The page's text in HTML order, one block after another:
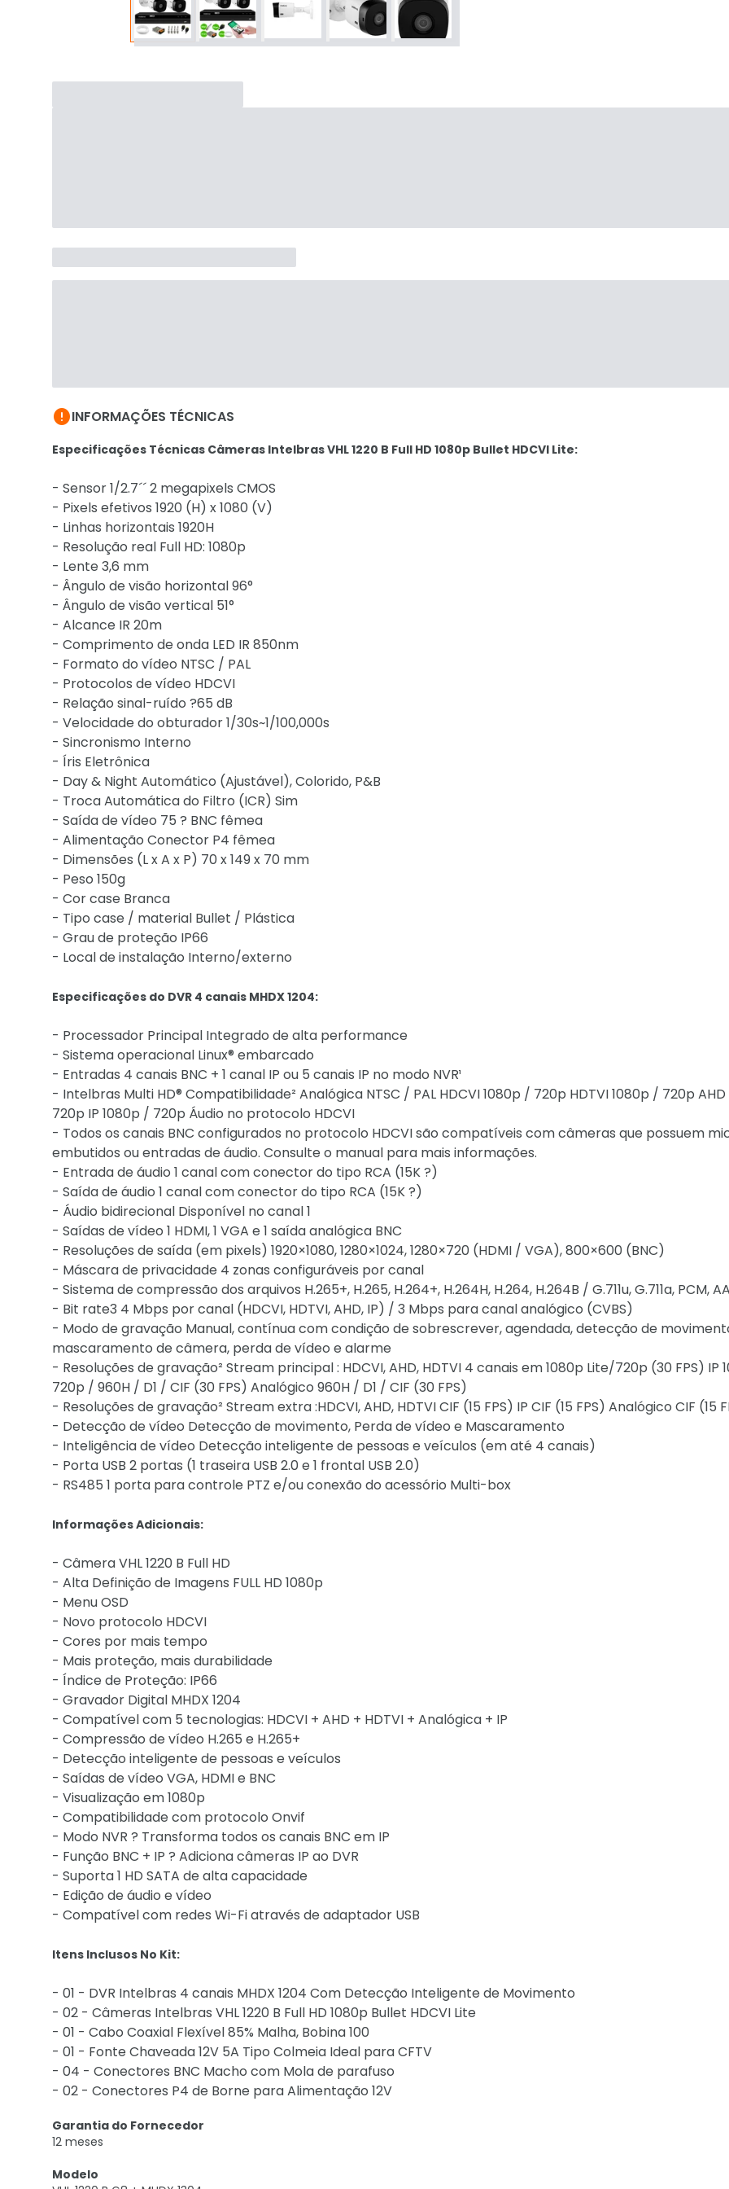
INFORMAÇÕES TÉCNICAS
Especificações Técnicas Câmeras Intelbras VHL 1220 B Full HD 1080p Bullet HDCVI Lite:
- Sensor 1/2.7´´ 2 megapixels CMOS
- Pixels efetivos 1920 (H) x 1080 (V)
- Linhas horizontais 1920H
- Resolução real Full HD: 1080p
- Lente 3,6 mm
- Ângulo de visão horizontal 96°
- Ângulo de visão vertical 51°
- Alcance IR 20m
- Comprimento de onda LED IR 850nm
- Formato do vídeo NTSC / PAL
- Protocolos de vídeo HDCVI
- Relação sinal-ruído ?65 dB
- Velocidade do obturador 1/30s~1/100,000s
- Sincronismo Interno
- Íris Eletrônica
- Day & Night Automático (Ajustável), Colorido, P&B
- Troca Automática do Filtro (ICR) Sim
- Saída de vídeo 75 ? BNC fêmea
- Alimentação Conector P4 fêmea
- Dimensões (L x A x P) 70 x 149 x 70 mm
- Peso 150g
- Cor case Branca
- Tipo case / material Bullet / Plástica
- Grau de proteção IP66
- Local de instalação Interno/externo
Especificações do DVR 4 canais MHDX 1204:
- Processador Principal Integrado de alta performance
- Sistema operacional Linux® embarcado
- Entradas 4 canais BNC + 1 canal IP ou 5 canais IP no modo NVR¹
- Intelbras Multi HD® Compatibilidade² Analógica NTSC / PAL HDCVI 1080p / 720p HDTVI 1080p / 720p
720p IP 1080p / 720p Áudio no protocolo HDCVI
- Todos os canais BNC configurados no protocolo HDCVI são compatíveis com câmeras que possuem
embutidos ou entradas de áudio. Consulte o manual para mais informações.
- Entrada de áudio 1 canal com conector do tipo RCA (15K ?)
- Saída de áudio 1 canal com conector do tipo RCA (15K ?)
- Áudio bidirecional Disponível no canal 1
- Saídas de vídeo 1 HDMI, 1 VGA e 1 saída analógica BNC
- Resoluções de saída (em pixels) 1920×1080, 1280×1024, 1280×720 (HDMI / VGA), 800×600 (BNC)
- Máscara de privacidade 4 zonas configuráveis por canal
- Sistema de compressão dos arquivos H.265+, H.265, H.264+, H.264H, H.264, H.264B / G.711u, G.711a, PCM,
- Bit rate3 4 Mbps por canal (HDCVI, HDTVI, AHD, IP) / 3 Mbps para canal analógico (CVBS)
- Modo de gravação Manual, contínua com condição de sobrescrever, agendada, detecção de
mascaramento de câmera, perda de vídeo e alarme
- Resoluções de gravação² Stream principal : HDCVI, AHD, HDTVI 4 canais em 1080p Lite/720p (30 FPS) IP
720p / 960H / D1 / CIF (30 FPS) Analógico 960H / D1 / CIF (30 FPS)
- Resoluções de gravação² Stream extra :HDCVI, AHD, HDTVI CIF (15 FPS) IP CIF (15 FPS) Analógico CIF (15
- Detecção de vídeo Detecção de movimento, Perda de vídeo e Mascaramento
- Inteligência de vídeo Detecção inteligente de pessoas e veículos (em até 4 canais)
- Porta USB 2 portas (1 traseira USB 2.0 e 1 frontal USB 2.0)
- RS485 1 porta para controle PTZ e/ou conexão do acessório Multi-box
Informações Adicionais:
- Câmera VHL 1220 B Full HD
- Alta Definição de Imagens FULL HD 1080p
- Menu OSD
- Novo protocolo HDCVI
- Cores por mais tempo
- Mais proteção, mais durabilidade
- Índice de Proteção: IP66
- Gravador Digital MHDX 1204
- Compatível com 5 tecnologias: HDCVI + AHD + HDTVI + Analógica + IP
- Compressão de vídeo H.265 e H.265+
- Detecção inteligente de pessoas e veículos
- Saídas de vídeo VGA, HDMI e BNC
- Visualização em 1080p
- Compatibilidade com protocolo Onvif
- Modo NVR ? Transforma todos os canais BNC em IP
- Função BNC + IP ? Adiciona câmeras IP ao DVR
- Suporta 1 HD SATA de alta capacidade
- Edição de áudio e vídeo
- Compatível com redes Wi-Fi através de adaptador USB
Itens Inclusos No Kit:
- 01 - DVR Intelbras 4 canais MHDX 1204 Com Detecção Inteligente de Movimento
- 02 - Câmeras Intelbras VHL 1220 B Full HD 1080p Bullet HDCVI Lite
- 01 - Cabo Coaxial Flexível 85% Malha, Bobina 100
- 01 - Fonte Chaveada 12V 5A Tipo Colmeia Ideal para CFTV
- 04 - Conectores BNC Macho com Mola de parafuso
- 02 - Conectores P4 de Borne para Alimentação 12V
Garantia do Fornecedor
12 meses
Modelo